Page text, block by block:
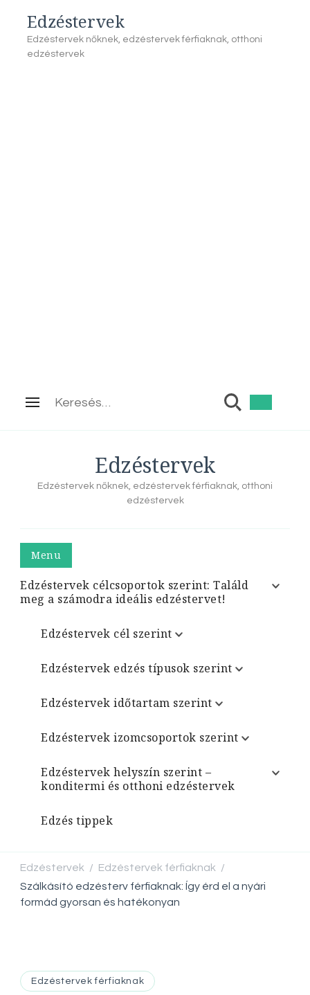
Edzéstervek
Edzéstervek nőknek, edzéstervek férfiaknak, otthoni
edzéstervek
Keresés:
Edzéstervek
Edzéstervek nőknek, edzéstervek férfiaknak, otthoni
edzéstervek
Menu
Edzéstervek célcsoportok szerint: Találd
meg a számodra ideális edzéstervet!
Edzéstervek cél szerint
Edzéstervek edzés típusok szerint
Edzéstervek időtartam szerint
Edzéstervek izomcsoportok szerint
Edzéstervek helyszín szerint –
konditermi és otthoni edzéstervek
Edzés tippek
Edzéstervek / Edzéstervek férfiaknak /
Szálkásító edzésterv férfiaknak: Így érd el a nyári
formád gyorsan és hatékonyan
Edzéstervek férfiaknak